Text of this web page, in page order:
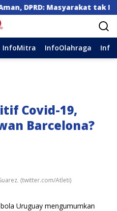
Masyarakat tak Perlu
InfoMitra InfoOlahraga
Covid-19,
Barcelona?
(twitter.com/Atleti)
Uruguay mengumumkan